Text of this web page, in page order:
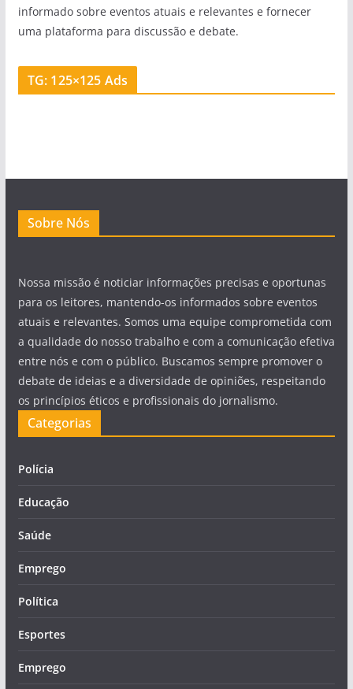
informado sobre eventos atuais e relevantes e fornecer
uma plataforma para discussão e debate.
TG: 125×125 Ads
Sobre Nós
Nossa missão é noticiar informações precisas e oportunas
para os leitores, mantendo-os informados sobre eventos
atuais e relevantes. Somos uma equipe comprometida com
a qualidade do nosso trabalho e com a comunicação efetiva
entre nós e com o público. Buscamos sempre promover o
debate de ideias e a diversidade de opiniões, respeitando
os princípios éticos e profissionais do jornalismo.
Categorias
Polícia
Educação
Saúde
Emprego
Política
Esportes
Emprego